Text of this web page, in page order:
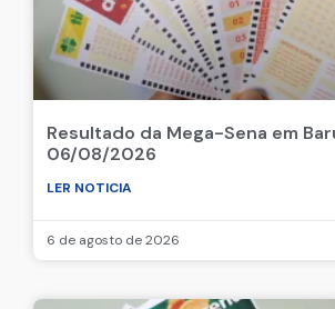
Resultado da Mega-Sena em